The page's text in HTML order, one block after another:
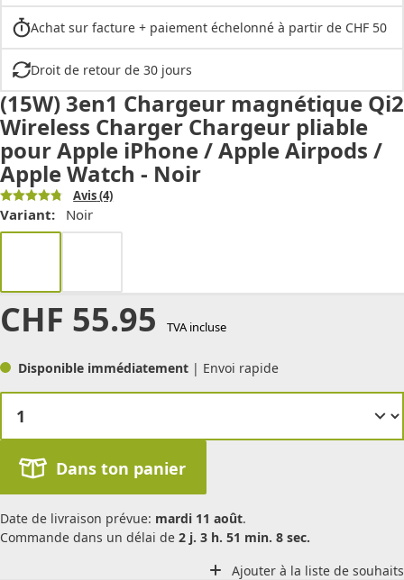
Achat sur facture + paiement échelonné à partir de CHF 50
Droit de retour de 30 jours
(15W) 3en1 Chargeur magnétique Qi2
Wireless Charger Chargeur pliable
pour Apple iPhone / Apple Airpods /
Apple Watch - Noir
Avis(4)
Variant: Noir
CHF 55.95 TVA incluse
Disponible immédiatement | Envoi rapide
Dans ton panier
Date de livraison prévue: mardi 11 août.
Commande dans un délai de 2 j. 3 h. 51 min. 8 sec.
Ajouter à la liste de souhaits